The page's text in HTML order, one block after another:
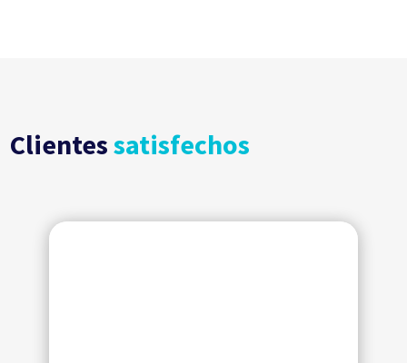
Clientessatisfechos